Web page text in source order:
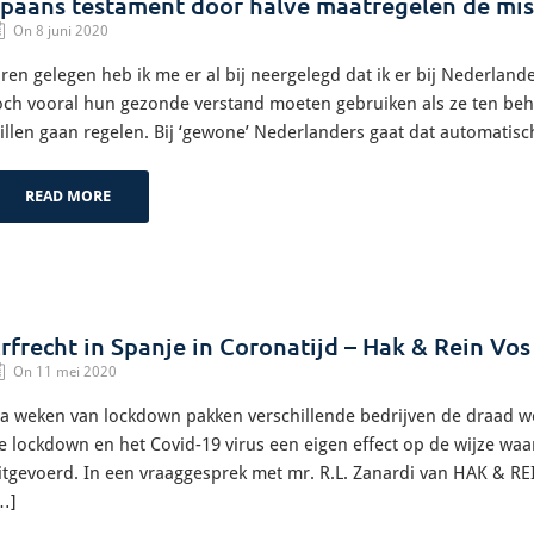
On 8 juni 2020
gelegen heb ik me er al bij neergelegd dat ik er bij
vooral hun gezonde verstand moeten gebruiken als ze ten
gaan regelen. Bij ‘gewone’ Nederlanders gaat dat
READ MORE
in Spanje in Coronatijd – Hak & Rein
On 11 mei 2020
weken van lockdown pakken verschillende bedrijven de draad
lockdown en het Covid-19 virus een eigen effect op de wijze
In een vraaggesprek met mr. R.L. Zanardi van HAK &